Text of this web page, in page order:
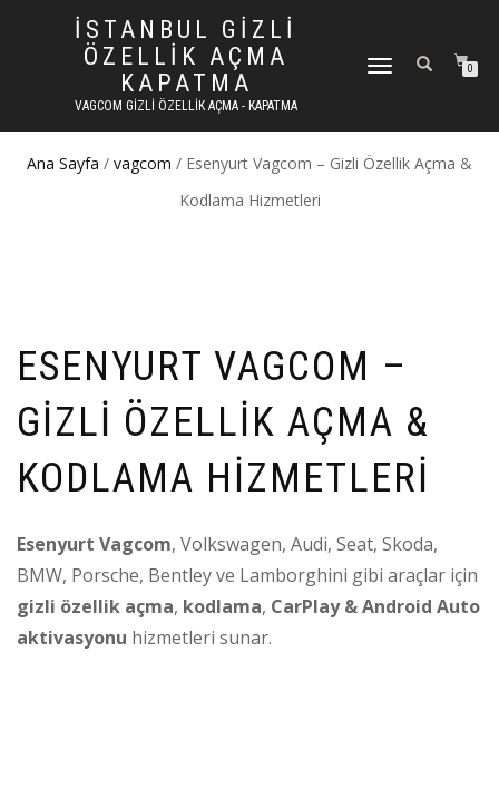
İSTANBUL GIZLI
ÖZELLIK AÇMA
KAPATMA
VAGCOM GIZLI ÖZELLIK AÇMA - KAPATMA
DOLAŞIMI AÇ/KAPAT0
Ana Sayfa / vagcom / Esenyurt Vagcom – Gizli Özellik Açma &
Kodlama Hizmetleri
ESENYURT VAGCOM –
GIZLI ÖZELLIK AÇMA &
KODLAMA HIZMETLERI
Esenyurt Vagcom, Volkswagen, Audi, Seat, Skoda,
BMW, Porsche, Bentley ve Lamborghini gibi araçlar için
gizli özellik açma, kodlama, CarPlay & Android Auto
aktivasyonu hizmetleri sunar.